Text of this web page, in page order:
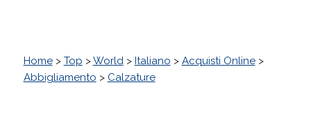
Home> Top >World> Italiano > Acquisti Online>
Abbigliamento > Calzature